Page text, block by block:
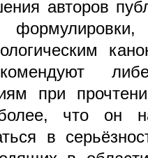
авторов
при
что он
в